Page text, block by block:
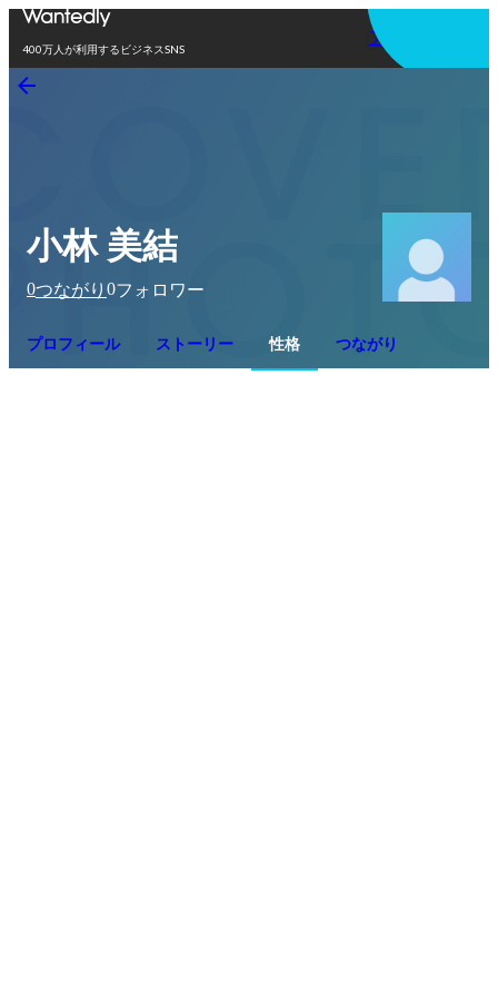
400万人が利用するビジネスSNS
アプリを使う
小林 美結
0つながり 0フォロワー
プロフィール ストーリー 性格 つながり